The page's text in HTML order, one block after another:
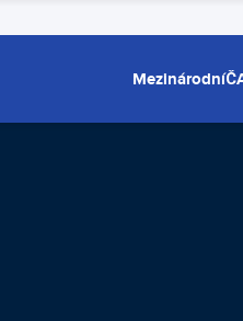
Mezinárodní